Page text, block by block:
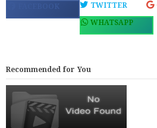
FACEBOOK TWITTER
WHATSAPP
Recommended for You